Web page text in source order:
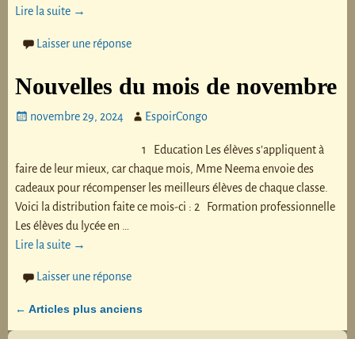
Lire la suite →
Laisser une réponse
Nouvelles du mois de novembre
novembre 29, 2024 EspoirCongo
1 Education Les élèves s’appliquent à
faire de leur mieux, car chaque mois, Mme Neema envoie des
cadeaux pour récompenser les meilleurs élèves de chaque classe.
Voici la distribution faite ce mois-ci : 2 Formation professionnelle
Les élèves du lycée en
Lire la suite →
Laisser une réponse
← Articles plus anciens